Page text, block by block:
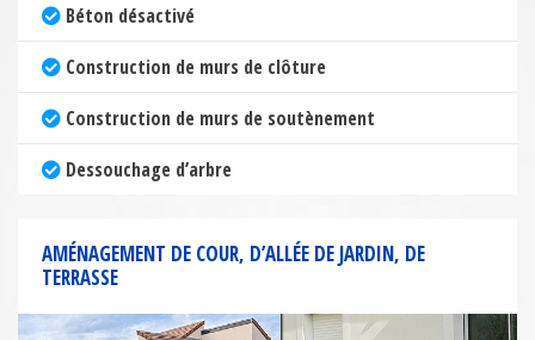
Béton désactivé
Construction de murs de clôture
Construction de murs de soutènement
Dessouchage d’arbre
AMÉNAGEMENT DE COUR, D’ALLÉE DE JARDIN, DE
TERRASSE